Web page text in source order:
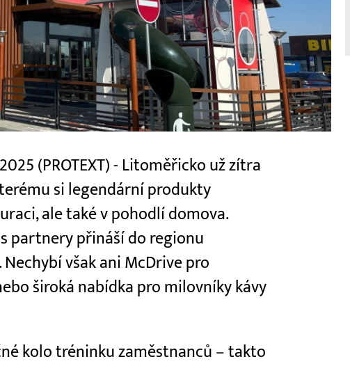
(PROTEXT) - Litoměřicko už zítra
si legendární produkty
ale také v pohodlí domova.
partnery přináší do regionu
však ani McDrive pro
široká nabídka pro milovníky kávy
kolo tréninku zaměstnanců – takto